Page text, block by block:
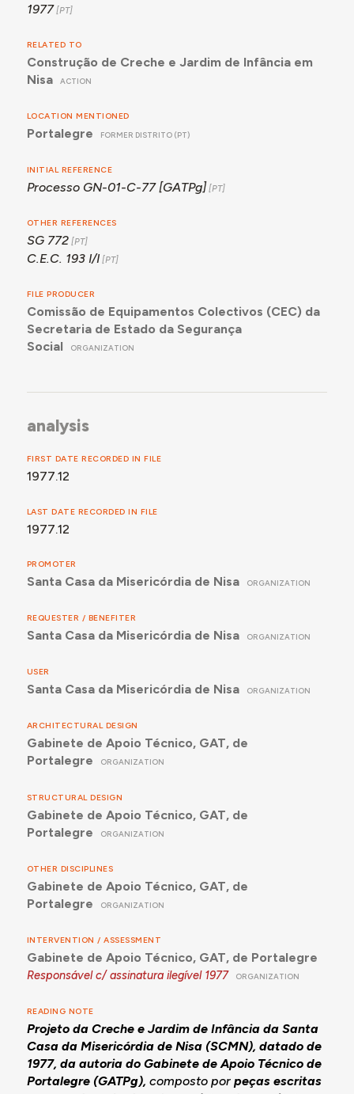
1977
RELATED TO
Construção de Creche e Jardim de Infância em
Nisa
ACTION
LOCATION MENTIONED
Portalegre FORMER DISTRITO (PT)
INITIAL REFERENCE
Processo GN-01-C-77 [GATPg]
OTHER REFERENCES
SG 772
C.E.C. 193 I/I
FILE PRODUCER
Comissão de Equipamentos Colectivos (CEC) da
Secretaria de Estado da Segurança
Social
ORGANIZATION
analysis
FIRST DATE RECORDED IN FILE
1977.12
LAST DATE RECORDED IN FILE
1977.12
PROMOTER
Santa Casa da Misericórdia de Nisa ORGANIZATION
REQUESTER / BENEFITER
Santa Casa da Misericórdia de Nisa ORGANIZATION
USER
Santa Casa da Misericórdia de Nisa ORGANIZATION
ARCHITECTURAL DESIGN
Gabinete de Apoio Técnico, GAT, de
Portalegre
ORGANIZATION
STRUCTURAL DESIGN
Gabinete de Apoio Técnico, GAT, de
Portalegre
ORGANIZATION
OTHER DISCIPLINES
Gabinete de Apoio Técnico, GAT, de
Portalegre
ORGANIZATION
INTERVENTION / ASSESSMENT
Gabinete de Apoio Técnico, GAT, de Portalegre
Responsável c/ assinatura ilegível 1977 ORGANIZATION
READING NOTE
Projeto da Creche e Jardim de Infância da Santa
Casa da Misericórdia de Nisa (SCMN), datado de
1977, da autoria do Gabinete de Apoio Técnico de
Portalegre (GATPg), composto por peças escritas